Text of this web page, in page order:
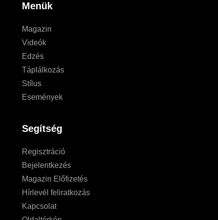
Menük
Magazin
Videók
Edzés
Táplálkozás
Stílus
Események
Segítség
Regisztráció
Bejelentkezés
Magazin Előfizetés
Hírlevél feliratkozás
Kapcsolat